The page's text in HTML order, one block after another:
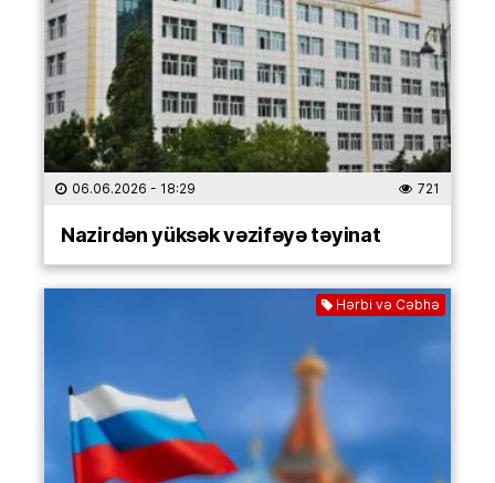
06.06.2026 - 18:29 721
Nazirdən yüksək vəzifəyə təyinat
Hərbi və Cəbhə